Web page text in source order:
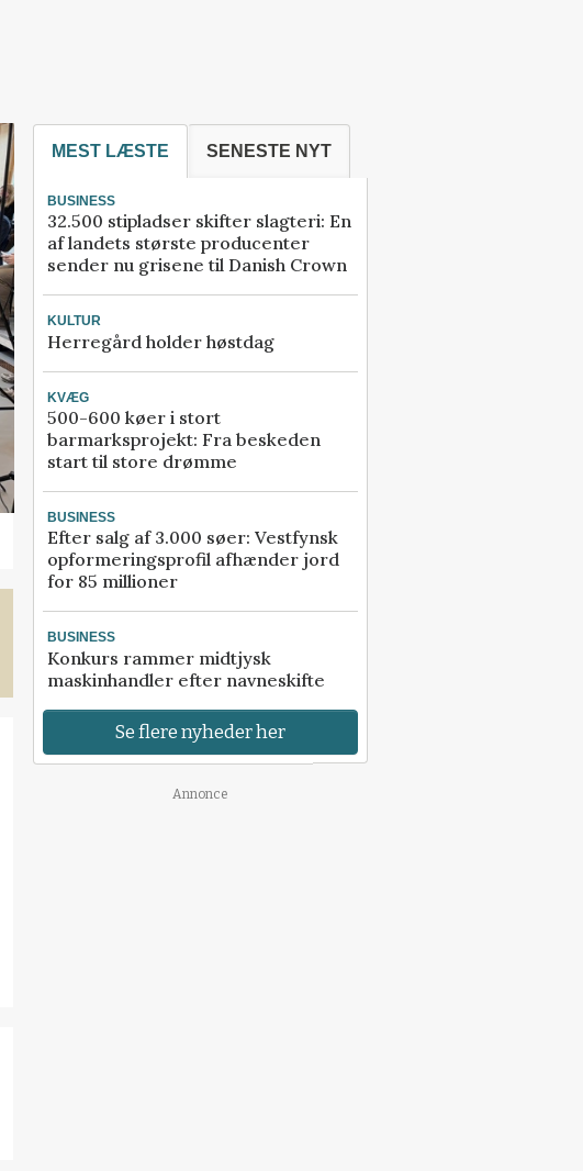
MEST LÆSTE SENESTE NYT
BUSINESS
32.500 stipladser skifter slagteri: En
af landets største producenter
sender nu grisene til Danish Crown
KULTUR
Herregård holder høstdag
KVÆG
500-600 køer i stort
barmarksprojekt: Fra beskeden
start til store drømme
BUSINESS
Efter salg af 3.000 søer: Vestfynsk
opformeringsprofil afhænder jord
for 85 millioner
BUSINESS
Konkurs rammer midtjysk
maskinhandler efter navneskifte
Se flere nyheder her
Annonce